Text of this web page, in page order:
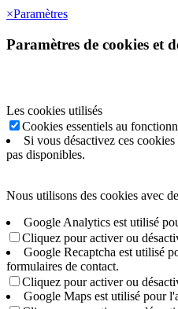
×Paramètres
Paramètres de cookies et
Les cookies utilisés
Cookies essentiels au
Si vous désactivez ces
pas disponibles.
Nous utilisons des cookies avec
Google Analytics est utilisé
Cliquez pour activer ou
Google Recaptcha est utilisé
formulaires de contact.
Cliquez pour activer ou
Google Maps est utilisé pour